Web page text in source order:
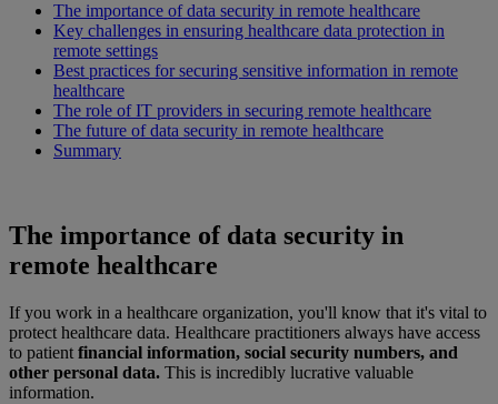
The importance of data security in remote healthcare
Key challenges in ensuring healthcare data protection in
remote settings
Best practices for securing sensitive information in remote
healthcare
The role of IT providers in securing remote healthcare
The future of data security in remote healthcare
Summary
The importance of data security in
remote healthcare
If you work in a healthcare organization, you'll know that it's vital to
protect healthcare data. Healthcare practitioners always have access
to patient financial information, social security numbers, and
other personal data. This is incredibly lucrative valuable
information.